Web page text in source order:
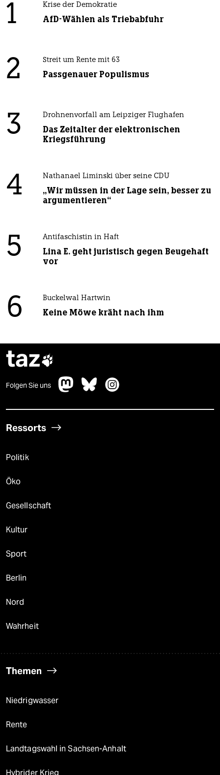
1 Krise der Demokratie
AfD-Wählen als Triebabfuhr
2 Streit um Rente mit 63
Passgenauer Populismus
3 Drohnenvorfall am Leipziger Flughafen
Das Zeitalter der elektronischen
Kriegsführung
4 Nathanael Liminski über seine CDU
„Wir müssen in der Lage sein, besser zu
argumentieren“
5 Antifaschistin in Haft
Lina E. geht juristisch gegen Beugehaft
vor
6 Buckelwal Hartwin
Keine Möwe kräht nach ihm
taz
Folgen Sie uns
Ressorts
Politik
Öko
Gesellschaft
Kultur
Sport
Berlin
Nord
Wahrheit
Themen
Niedrigwasser
Rente
Landtagswahl in Sachsen-Anhalt
Hybrider Krieg